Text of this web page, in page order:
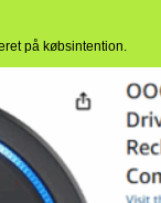
på købsintention.